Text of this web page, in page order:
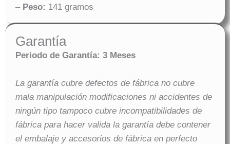
– Peso: 141 gramos
Garantía
Periodo de Garantía: 3 Meses
La garantía cubre defectos de fábrica no cubre
mala manipulación modificaciones ni accidentes de
ningún tipo tampoco cubre incompatibilidades de
fábrica para hacer valida la garantía debe contener
el embalaje y accesorios de fábrica en perfecto